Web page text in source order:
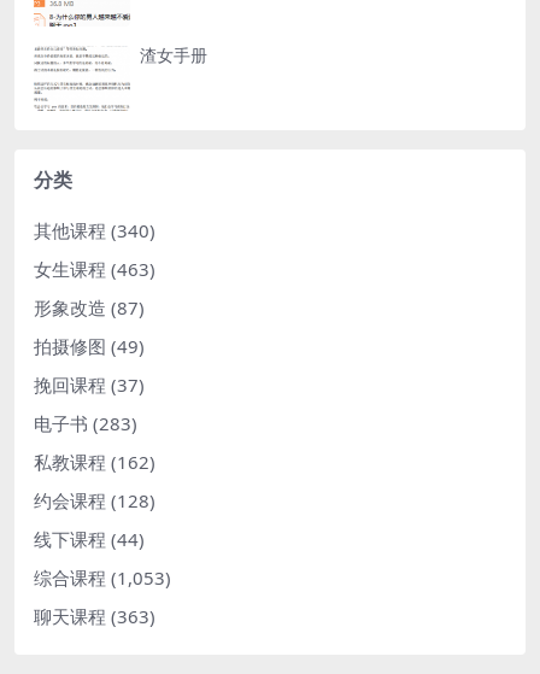
渣女手册
分类
其他课程 (340)
女生课程 (463)
形象改造 (87)
拍摄修图 (49)
挽回课程 (37)
电子书 (283)
私教课程 (162)
约会课程 (128)
线下课程 (44)
综合课程 (1,053)
聊天课程 (363)